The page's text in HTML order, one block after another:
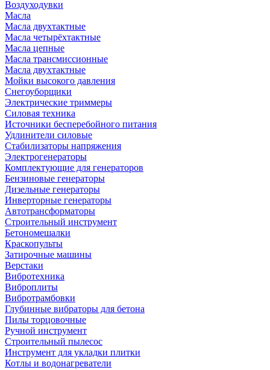
Воздуходувки
Масла
Масла двухтактные
Масла четырёхтактные
Масла цепные
Масла трансмиссионные
Масла двухтактные
Мойки высокого давления
Снегоуборщики
Электрические триммеры
Силовая техника
Источники бесперебойного питания
Удлинители силовые
Стабилизаторы напряжения
Электрогенераторы
Комплектующие для генераторов
Бензиновые генераторы
Дизельные генераторы
Инверторные генераторы
Автотрансформаторы
Строительный инструмент
Бетономешалки
Краскопульты
Затирочные машины
Верстаки
Вибротехника
Виброплиты
Вибротрамбовки
Глубинные вибраторы для бетона
Пилы торцовочные
Ручной инструмент
Строительный пылесос
Инструмент для укладки плитки
Котлы и водонагреватели